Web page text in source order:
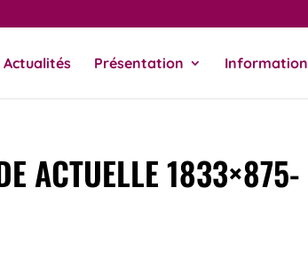
Actualités Présentation Information
ACTUELLE 1833×875-